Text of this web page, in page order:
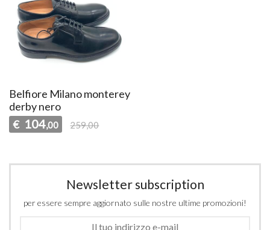
Belfiore Milano monterey
derby nero
€ 104,00 259,00
Newsletter subscription
per essere sempre aggiornato sulle nostre ultime promozioni!